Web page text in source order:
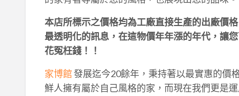
本店所標示之價格均為工廠直接生產的出廠價
最透明化的訊息，在這物價年年漲的年代，讓
花冤枉錢！！
家博館發展迄今20餘年，秉持著以最實惠的價
鮮人擁有屬於自己風格的家，而現在我們更是